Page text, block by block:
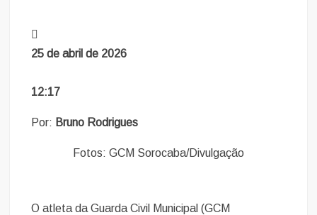
25 de abril de 2026
12:17
Por: Bruno Rodrigues
Fotos: GCM Sorocaba/Divulgação
O atleta da Guarda Civil Municipal (GCM